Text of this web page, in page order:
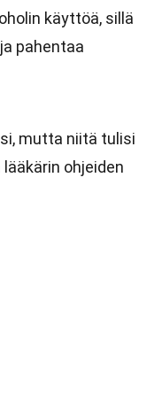
käyttöä, sillä
pahentaa
mutta niitä tulisi
ohjeiden